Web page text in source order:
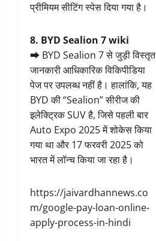
प्रीमियम सीटिंग स्पेस दिया गया है।
8. BYD Sealion 7 wiki
➡ BYD Sealion 7 से जुड़ी विस्तृत
जानकारी आधिकारिक विकिपीडिया
पेज पर उपलब्ध नहीं है। हालांकि, यह
BYD की “Sealion” सीरीज की
इलेक्ट्रिक SUV है, जिसे पहली बार
Auto Expo 2025 में शोकेस किया
गया था और 17 फरवरी 2025 को
भारत में लॉन्च किया जा रहा है।
https://jaivardhannews.co
m/google-pay-loan-online-
apply-process-in-hindi